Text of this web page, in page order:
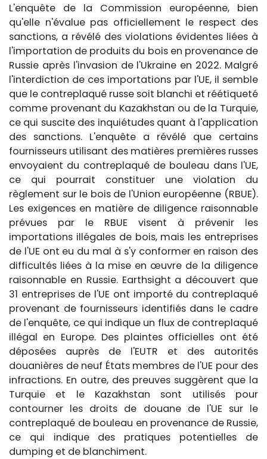
L'enquête de la Commission européenne, bien
qu'elle n'évalue pas officiellement le respect des
sanctions, a révélé des violations évidentes liées à
l'importation de produits du bois en provenance de
Russie après l'invasion de l'Ukraine en 2022. Malgré
l'interdiction de ces importations par l'UE, il semble
que le contreplaqué russe soit blanchi et réétiqueté
comme provenant du Kazakhstan ou de la Turquie,
ce qui suscite des inquiétudes quant à l'application
des sanctions. L'enquête a révélé que certains
fournisseurs utilisant des matières premières russes
envoyaient du contreplaqué de bouleau dans l'UE,
ce qui pourrait constituer une violation du
règlement sur le bois de l'Union européenne (RBUE).
Les exigences en matière de diligence raisonnable
prévues par le RBUE visent à prévenir les
importations illégales de bois, mais les entreprises
de l'UE ont eu du mal à s'y conformer en raison des
difficultés liées à la mise en œuvre de la diligence
raisonnable en Russie. Earthsight a découvert que
31 entreprises de l'UE ont importé du contreplaqué
provenant de fournisseurs identifiés dans le cadre
de l'enquête, ce qui indique un flux de contreplaqué
illégal en Europe. Des plaintes officielles ont été
déposées auprès de l'EUTR et des autorités
douanières de neuf États membres de l'UE pour des
infractions. En outre, des preuves suggèrent que la
Turquie et le Kazakhstan sont utilisés pour
contourner les droits de douane de l'UE sur le
contreplaqué de bouleau en provenance de Russie,
ce qui indique des pratiques potentielles de
dumping et de blanchiment.